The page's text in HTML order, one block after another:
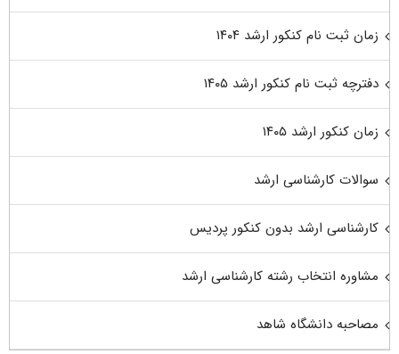
زمان ثبت نام کنکور ارشد ۱۴۰۴
دفترچه ثبت نام کنکور ارشد ۱۴۰۵
زمان کنکور ارشد ۱۴۰۵
سوالات کارشناسی ارشد
کارشناسی ارشد بدون کنکور پردیس
مشاوره انتخاب رشته کارشناسی ارشد
مصاحبه دانشگاه شاهد